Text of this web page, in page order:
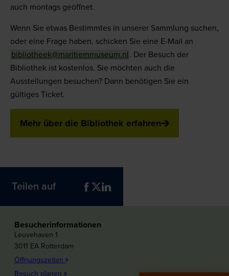
auch montags geöffnet.
Wenn Sie etwas Bestimmtes in unserer Sammlung suchen,
oder eine Frage haben, schicken Sie eine E-Mail an
bibliotheek@maritiemmuseum.nl . Der Besuch der
Bibliothek ist kostenlos. Sie möchten auch die
Ausstellungen besuchen? Dann benötigen Sie ein
gültiges Ticket.
Mehr über die Bibliothek erfahren
Teilen auf
Besucherinformationen
Leuvehaven 1
3011 EA Rotterdam
Öffnungszeiten
Besuch planen